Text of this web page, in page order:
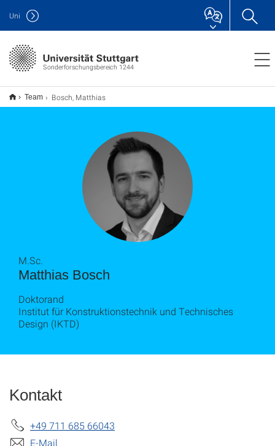
Sonderforschungsbereich 1244
Uni
Team Bosch, Matthias
Matthias Bosch
M.Sc.
Doktorand
Institut für Konstruktionstechnik und Technisches
Design (IKTD)
Kontakt
+49 711 685 66043
E-Mail